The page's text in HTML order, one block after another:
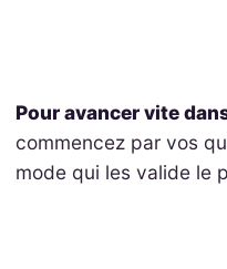
Pour avancer vite
commencez par vos
mode qui les valide le